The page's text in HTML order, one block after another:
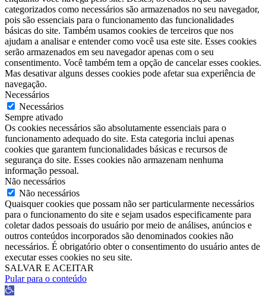
categorizados como necessários são armazenados no seu navegador,
pois são essenciais para o funcionamento das funcionalidades
básicas do site. Também usamos cookies de terceiros que nos
ajudam a analisar e entender como você usa este site. Esses cookies
serão armazenados em seu navegador apenas com o seu
consentimento. Você também tem a opção de cancelar esses cookies.
Mas desativar alguns desses cookies pode afetar sua experiência de
navegação.
Necessários
Necessários
Sempre ativado
Os cookies necessários são absolutamente essenciais para o
funcionamento adequado do site. Esta categoria inclui apenas
cookies que garantem funcionalidades básicas e recursos de
segurança do site. Esses cookies não armazenam nenhuma
informação pessoal.
Não necessários
Não necessários
Quaisquer cookies que possam não ser particularmente necessários
para o funcionamento do site e sejam usados ​​especificamente para
coletar dados pessoais do usuário por meio de análises, anúncios e
outros conteúdos incorporados são denominados cookies não
necessários. É obrigatório obter o consentimento do usuário antes de
executar esses cookies no seu site.
SALVAR E ACEITAR
Pular para o conteúdo
Barra